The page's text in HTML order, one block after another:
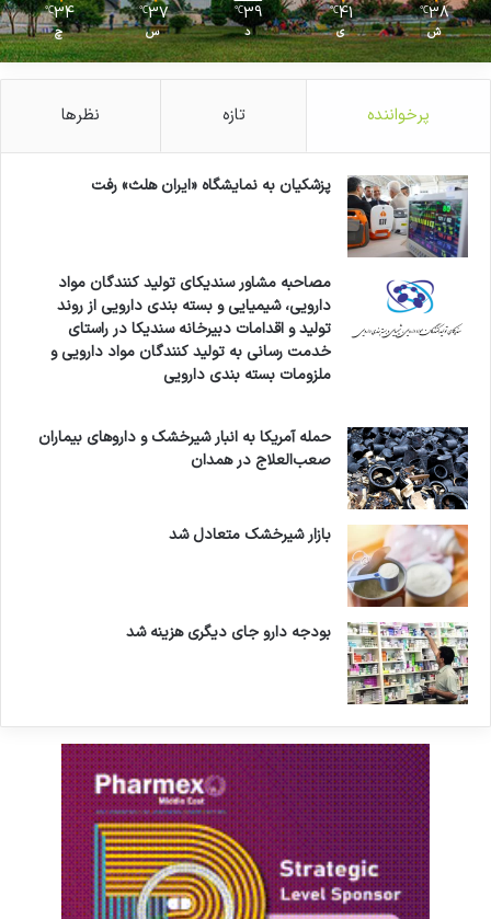
38
℃
ش
41
℃
ی
39
℃
د
37
℃
س
34
℃
چ
پرخواننده تازه نظرها
پزشکیان به نمایشگاه «ایران هلث» رفت
مصاحبه مشاور سندیکای تولید کنندگان مواد
دارویی، شیمیایی و بسته بندی دارویی از روند
تولید و اقدامات دبیرخانه سندیکا در راستای
خدمت رسانی به تولید کنندگان مواد دارویی و
ملزومات بسته بندی دارویی
حمله آمریکا به انبار شیرخشک و داروهای بیماران
صعب‌العلاج در همدان
بازار شیرخشک متعادل شد
بودجه دارو جای دیگری هزینه شد